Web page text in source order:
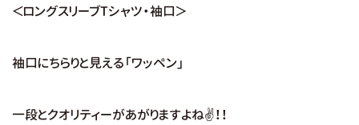
＜ロングスリーブTシャツ・袖口＞
袖口にちらりと見える「ワッペン」
一段とクオリティーがあがりますよね✌！！